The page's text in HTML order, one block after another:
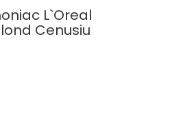
L`Oreal
Cenusiu